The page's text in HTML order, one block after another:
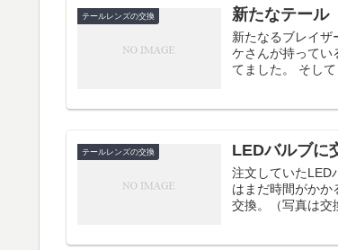
テールレンズの交換 新たなテール
新たなるブレイザ
ケさんが持ってい
てました。 そし
テールレンズの交換 LEDバルブに
注文していたLED
はまだ時間がかか
交換。（写真は交